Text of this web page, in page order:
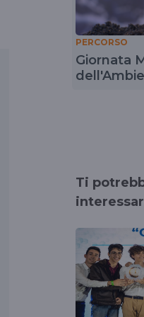
PERCORSO
Giornata
Ti